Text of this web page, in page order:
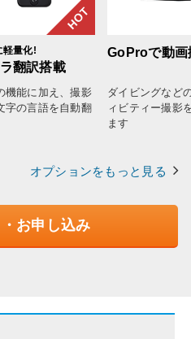
HOT
軽量化!
翻訳搭載
機能に加え、撮影
字の言語を自動翻
GoProで動画
ダイビングなど
ィビティー撮影
ます
オプションをもっと見る
お申し込み